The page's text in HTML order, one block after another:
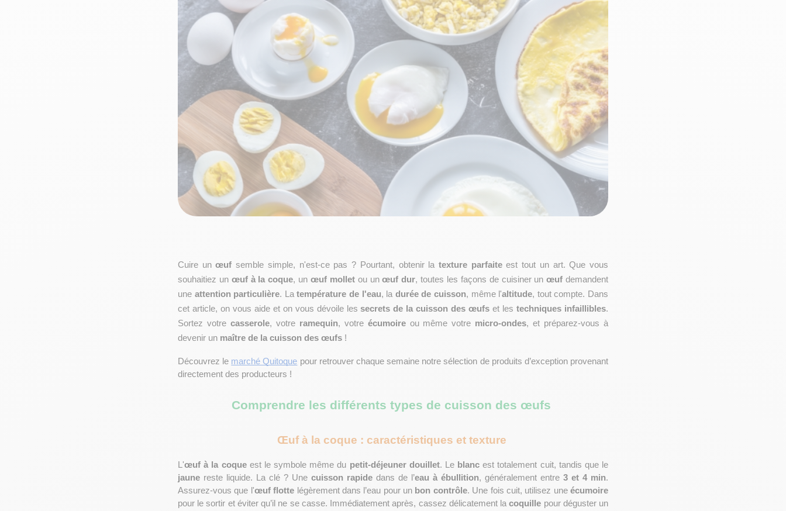
Cuire un œuf semble simple, n'est-ce pas ? Pourtant, obtenir la texture parfaite est tout un art. Que vous
souhaitiez un œuf à la coque, un œuf mollet ou un œuf dur, toutes les façons de cuisiner un œuf demandent
une attention particulière. La température de l'eau, la durée de cuisson, même l'altitude, tout compte. Dans
cet article, on vous aide et on vous dévoile les secrets de la cuisson des œufs et les techniques infaillibles.
Sortez votre casserole, votre ramequin, votre écumoire ou même votre micro-ondes, et préparez-vous à
devenir un maître de la cuisson des œufs !
Découvrez le marché Quitoque pour retrouver chaque semaine notre sélection de produits d’exception provenant
directement des producteurs !
Comprendre les différents types de cuisson des œufs
Œuf à la coque : caractéristiques et texture
L'œuf à la coque est le symbole même du petit-déjeuner douillet. Le blanc
jaune reste liquide. La clé ? Une cuisson rapide dans de l’eau à ébullition, généralement entre 3 et 4 min.
Assurez-vous que l'œuf flotte légèrement dans l’eau pour un bon contrôle. Une fois cuit, utilisez une écumoire
pour le sortir et éviter qu’il ne se casse. Immédiatement après, cassez délicatement la coquille pour déguster un